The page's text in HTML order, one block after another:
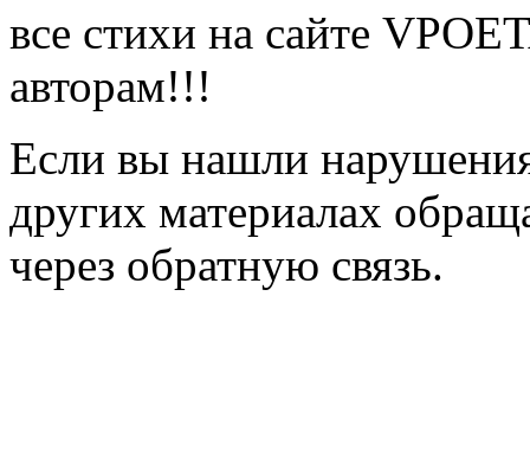
все стихи на сайте
авторам!!!
Если вы нашли
других материалах
через обратную связь.